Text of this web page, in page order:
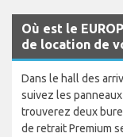
Où est le
de location de
Dans le hall des
suivez les
trouverez deux
de retrait Premium